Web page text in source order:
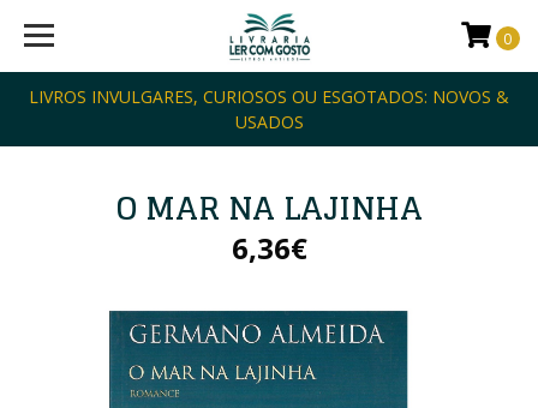
LIVROS INVULGARES, CURIOSOS OU ESGOTADOS: NOVOS &
USADOS
0
O MAR NA LAJINHA
6,36€